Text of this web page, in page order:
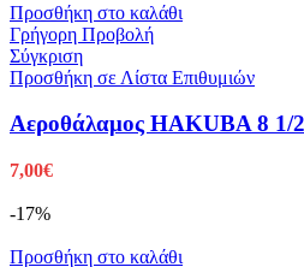
Προσθήκη στο καλάθι
Γρήγορη Προβολή
Σύγκριση
Προσθήκη σε Λίστα Επιθυμιών
Αεροθάλαμος HAKUBA 8 1/
7,00€
-17%
Προσθήκη στο καλάθι